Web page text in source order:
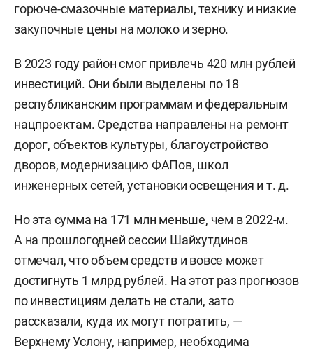
горюче-смазочные материалы, технику и низкие
закупочные цены на молоко и зерно.
В 2023 году район смог привлечь 420 млн рублей
инвестиций. Они были выделены по 18
республиканским программам и федеральным
нацпроектам. Средства направлены на ремонт
дорог, объектов культуры, благоустройство
дворов, модернизацию ФАПов, школ
инженерных сетей, установки освещения и т. д.
Но эта сумма на 171 млн меньше, чем в 2022-м.
А на прошлогодней сессии Шайхутдинов
отмечал, что объем средств и вовсе может
достигнуть 1 млрд рублей. На этот раз прогнозов
по инвестициям делать не стали, зато
рассказали, куда их могут потратить, —
Верхнему Услону, например, необходима